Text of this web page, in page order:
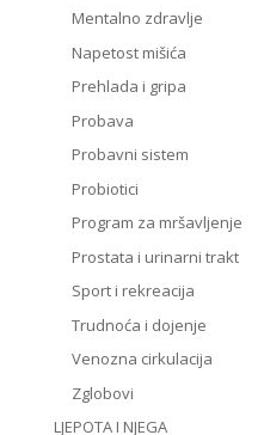
Mentalno zdravlje
Napetost mišića
Prehlada i gripa
Probava
Probavni sistem
Probiotici
Program za mršavljenje
Prostata i urinarni trakt
Sport i rekreacija
Trudnoća i dojenje
Venozna cirkulacija
Zglobovi
LJEPOTA I NJEGA